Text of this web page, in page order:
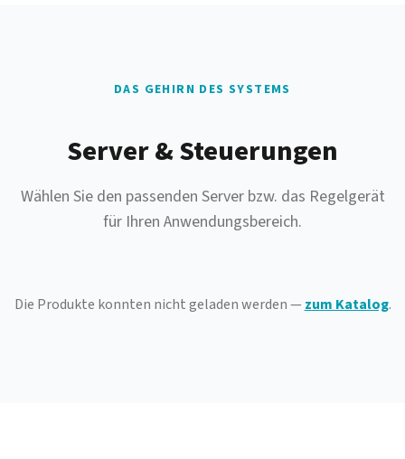
DAS GEHIRN DES SYSTEMS
Server & Steuerungen
Wählen Sie den passenden Server bzw. das Regelgerät
für Ihren Anwendungsbereich.
Die Produkte konnten nicht geladen werden — zum Katalog.